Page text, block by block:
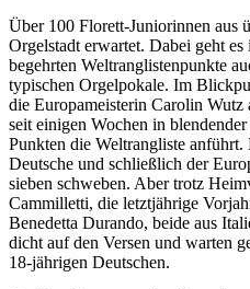
Über 100 Florett-Juniorinnen aus
Orgelstadt erwartet. Dabei geht
begehrten Weltranglistenpunkte
typischen Orgelpokale. Im
die Europameisterin Carolin Wutz
seit einigen Wochen in
Punkten die Weltrangliste
Deutsche und schließlich der
sieben schweben. Aber trotz
Cammilletti, die letztjährige
Benedetta Durando, beide aus
dicht auf den Versen und warten
18-jährigen Deutschen.